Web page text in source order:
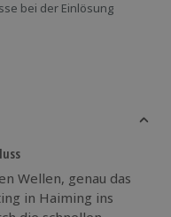
bei der Einlösung
Wellen, genau das
in Haiming ins